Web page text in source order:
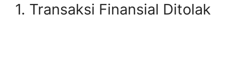
1. Transaksi Finansial Ditolak